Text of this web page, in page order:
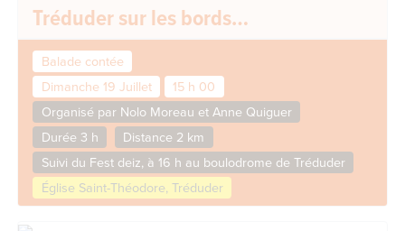
Tréduder sur les bords…
Balade contée
Dimanche 19 Juillet
15 h 00
Organisé par Nolo Moreau et Anne Quiguer
Durée 3 h
Distance 2 km
Suivi du Fest deiz, à 16 h au boulodrome de Tréduder
Église Saint-Théodore, Tréduder